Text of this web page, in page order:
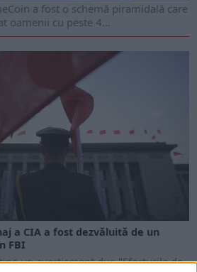
a fost o schemă piramidală care
oamenii cu peste 4...
a CIA a fost dezvăluită de un
FBI
un avertisment dur. "Eforturile de